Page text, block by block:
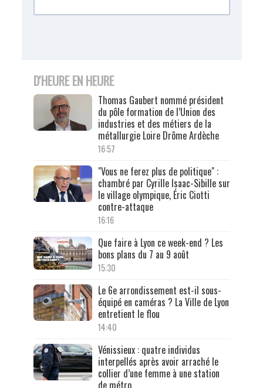
D'HEURE EN HEURE
Thomas Gaubert nommé président
du pôle formation de l’Union des
industries et des métiers de la
métallurgie Loire Drôme Ardèche
16:57
"Vous ne ferez plus de politique" :
chambré par Cyrille Isaac-Sibille sur
le village olympique, Éric Ciotti
contre-attaque
16:16
Que faire à Lyon ce week-end ? Les
bons plans du 7 au 9 août
15:30
Le 6e arrondissement est-il sous-
équipé en caméras ? La Ville de Lyon
entretient le flou
14:40
Vénissieux : quatre individus
interpellés après avoir arraché le
collier d’une femme à une station
de métro